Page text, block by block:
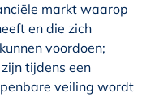
markt waarop
en die zich
voordoen;
tijdens een
veiling wordt